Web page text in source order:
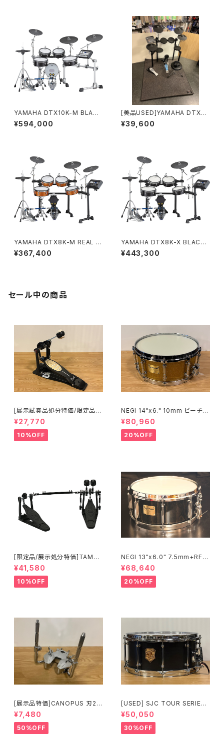
YAMAHA DTX10K-M BLACK
FOREST 電子ドラム メッシュヘ
ッド式 (ペダル、スローン別売り)
¥594,000
[美品USED]YAMAHA DTX45
2KUPGS 電子ドラム
¥39,600
YAMAHA DTX8K-M REAL W
OOD 電子ドラム メッシュヘッド
式 (ペダル、スローン別売り)
¥367,400
YAMAHA DTX8K-X BLACK
FOREST 電子ドラム TCSヘッ
ド式 (ペダル、スローン別売り)
¥443,300
セール中の商品
[展示試奏品処分特価/限定品]P
earl Eliminator 25th Annive
rsary Limited Edition P-20
50C/B シングル ペダル
¥27,770
10%OFF
NEGI 14"x6." 10mm ビーチス
ネア S-B710K1460D-SPGD
¥80,960
20%OFF
[限定品/展示処分特価]TAMA I
RON COBRA 600 Pedal DA
RK SHADOW Edition Twin
Pedal HP600DTWMB
¥41,580
10%OFF
NEGI 13"x6.0" 7.5mm+RF
ビーチスネア S-B75R1360D8
-S2BK
¥68,640
20%OFF
[展示品特価]CANOPUS 刃2専
用ダブルタムクランプ Y-WTC
¥7,480
50%OFF
[USED] SJC TOUR SERIES
SNARE 14 × 6.5 マットブラッ
ク
¥50,050
30%OFF